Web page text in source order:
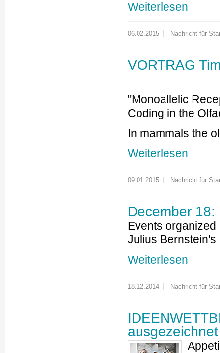
Weiterlesen
06.02.2015 Nachricht für
VORTRAG
"Monoallelic
Coding in the
In mammals the
Weiterlesen
09.01.2015 Nachricht für
December 18:
Events
Julius Bernstein's
Weiterlesen
18.12.2014 Nachricht für
ausgezeichnet